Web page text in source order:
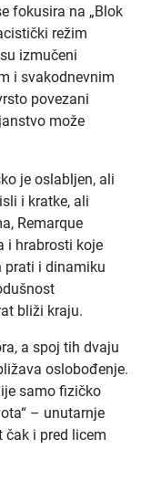
fokusira na „Blok
režim
izmučeni
i svakodnevnim
povezani
može
je oslabljen, ali
i kratke, ali
Remarque
i hrabrosti koje
prati i dinamiku
bliži kraju.
a spoj tih dvaju
oslobođenje.
samo fizičko
– unutarnje
i pred licem